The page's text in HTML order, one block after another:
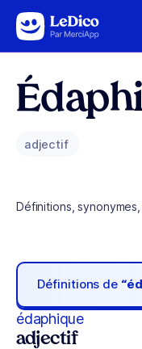
Aller au contenu
adjectif
Définitions,
Définitions de
édaphique
adjectif